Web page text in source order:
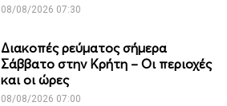
08/08/2026 07:30
Διακοπές ρεύματος σήμερα
Σάββατο στην Κρήτη – Οι περιοχές
και οι ώρες
08/08/2026 07:00